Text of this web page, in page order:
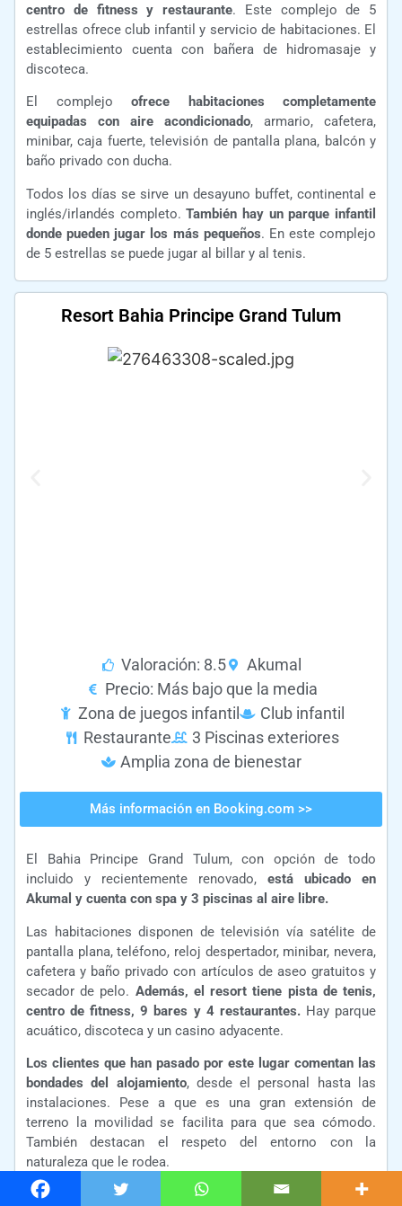
centro de fitness y restaurante. Este complejo de 5
estrellas ofrece club infantil y servicio de habitaciones. El
establecimiento cuenta con bañera de hidromasaje y
discoteca.
El complejo ofrece habitaciones completamente
equipadas con aire acondicionado, armario, cafetera,
minibar, caja fuerte, televisión de pantalla plana, balcón y
baño privado con ducha.
Todos los días se sirve un desayuno buffet, continental e
inglés/irlandés completo.También hay un parque infantil
donde pueden jugar los más pequeños. En este complejo
de 5 estrellas se puede jugar al billar y al tenis.
Resort Bahia Principe Grand Tulum
Valoración: 8.5
Akumal
Precio: Más bajo que la media
Zona de juegos infantil
Club infantil
Restaurante
3 Piscinas exteriores
Amplia zona de bienestar
Más información en Booking.com >>
El Bahia Principe Grand Tulum, con opción de todo
incluido y recientemente renovado, está ubicado en
Akumal y cuenta con spa y 3 piscinas al aire libre.
Las habitaciones disponen de televisión vía satélite de
pantalla plana, teléfono, reloj despertador, minibar, nevera,
cafetera y baño privado con artículos de aseo gratuitos y
secador de pelo. Además, el resort tiene pista de tenis,
centro de fitness, 9 bares y 4 restaurantes.Hay parque
acuático, discoteca y un casino adyacente.
Los clientes que han pasado por este lugar comentan las
bondades del alojamiento, desde el personal hasta las
instalaciones. Pese a que es una gran extensión de
terreno la movilidad se facilita para que sea cómodo.
También destacan el respeto del entorno con la
naturaleza que le rodea.